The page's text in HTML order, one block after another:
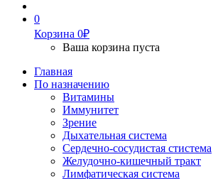
0
Корзина 0₽
Ваша корзина пуста
Главная
По назначению
Витамины
Иммунитет
Зрение
Дыхательная система
Сердечно-сосудистая стистема
Желудочно-кишечный тракт
Лимфатическая система